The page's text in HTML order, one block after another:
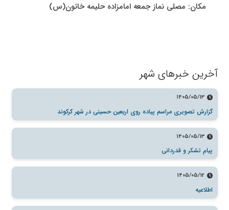
مکان: مصلی نماز جمعه امامزاده حلیمه خاتون(س)
آخرین خبرهای شهر
1405/05/13
گزارش تصویری مراسم پیاده روی اربعین حسینی در شهر کرکوند
1405/05/13
پیام تشکر و قدردانی
1405/05/12
اطلاعیه